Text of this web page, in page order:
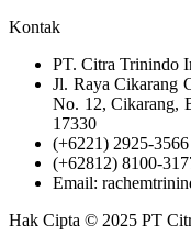
Kontak
PT. Citra Trinindo
Jl. Raya Cikarang
No. 12, Cikarang,
17330
(+6221) 2925-
(+62812) 8100-
Email:
Hak Cipta © 2025 PT